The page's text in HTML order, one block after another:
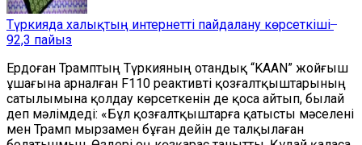
Түркияда халықтың интернетті пайдалану көрсеткіші ̶
92,3 пайыз
Ердоған Трамптың Түркияның отандық “KAAN” жойғыш
ұшағына арналған F110 реактивті қозғалтқыштарының
сатылымына қолдау көрсеткенін де қоса айтып, былай
деп мәлімдеді: «Бұл қозғалтқыштарға қатысты мәселені
мен Трамп мырзамен бұған дейін де талқылаған